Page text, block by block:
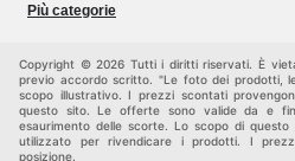
Bambini e Neonati
Più categorie
Copyright © 2026 Tutti i diritti riservati. È
previo accordo scritto. "Le foto dei prodotti,
scopo illustrativo. I prezzi scontati
questo sito. Le offerte sono valide da e
esaurimento delle scorte. Lo scopo di
utilizzato per rivendicare i prodotti. I
posizione.